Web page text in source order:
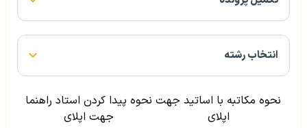
انتخاب رشته
نحوه مکاتبه با اساتید جهت
اپلای
نحوه پیدا کردن استاد راهنما
جهت اپلای